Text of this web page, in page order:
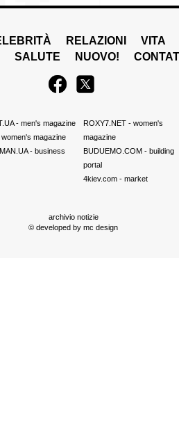
RELAZIONI
VITA
SALUTE
NUOVO!
- men's magazine
women's magazine
- business
ROXY7.NET- women's
magazine
BUDUEMO.COM- building
portal
4kiev.com- market
archivio notizie
© developed by mc design